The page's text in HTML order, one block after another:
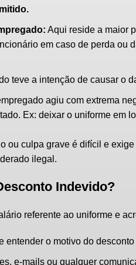
Aqui reside a maior
em caso de perda ou
teve a intenção de causar o
agiu com extrema
Ex: deixar o uniforme em
ou culpa grave é difícil e
ilegal.
Indevido?
referente ao uniforme e
entender o motivo do
e-mails ou qualquer